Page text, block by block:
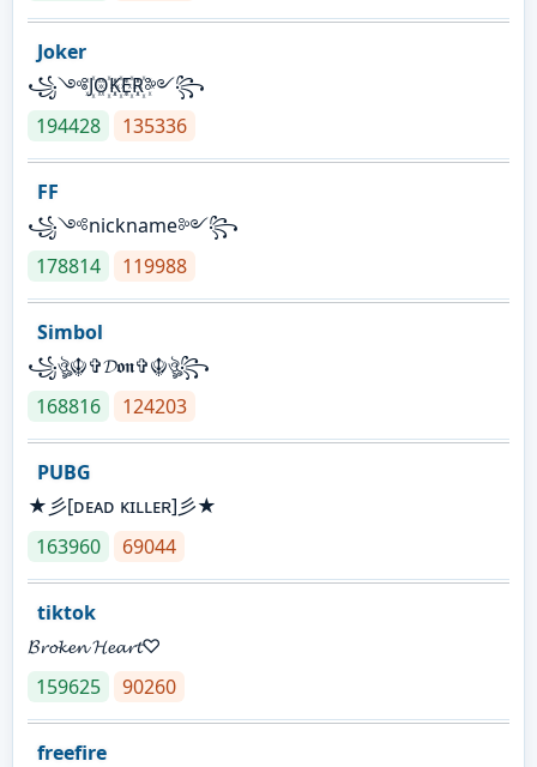
Joker
꧁༺J꙰O꙰K꙰E꙰R꙰༻꧂
194428
135336
FF
꧁༺nickname༻꧂
178814
119988
Simbol
꧁ঔৣ☬✞𝓓𝖔𝖓✞☬ঔৣ꧂
168816
124203
PUBG
★彡[ᴅᴇᴀᴅ ᴋɪʟʟᴇʀ]彡★
163960
69044
tiktok
𝓑𝓻𝓸𝓴𝓮𝓷 𝓗𝓮𝓪𝓻𝓽♡
159625
90260
freefire